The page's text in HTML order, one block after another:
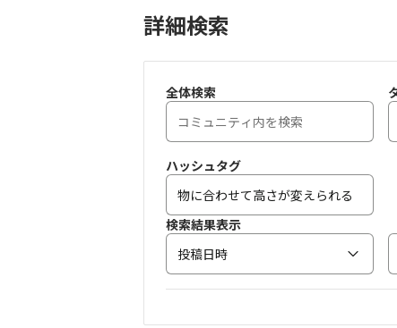
家庭菜園2026
詳細検索
全体検索
ハッシュタグ
検索結果表示
投稿日時